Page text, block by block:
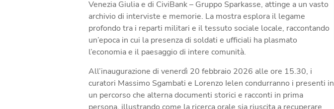
Venezia Giuliae di CiviBank – Gruppo Sparkasse, attinge a un vasto
archivio di interviste e memorie. La mostra esplora il legame
profondo tra i reparti militari e il tessuto sociale locale, raccontando
un’epoca in cui la presenza di soldati e ufficiali ha plasmato
l’economia e il paesaggio di intere comunità.
All’inaugurazione di venerdì 20 febbraio 2026 alle ore 15.30, i
curatori Massimo Sgambati e Lorenzo Ielen condurranno i presenti in
un percorso che alterna documenti storici e racconti in prima
persona, illustrando come la ricerca orale sia riuscita a recuperare